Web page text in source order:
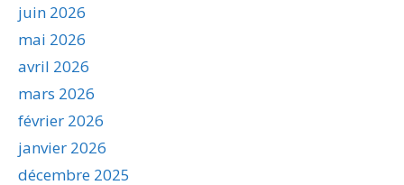
juin 2026
mai 2026
avril 2026
mars 2026
février 2026
janvier 2026
décembre 2025